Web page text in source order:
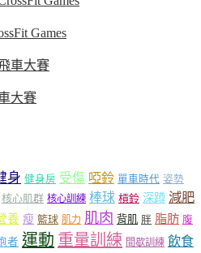
Games
大賽
身 健身房 受傷 啞鈴 單車時代 姿勢
核心肌群 核心訓練 棒球 槓鈴 深蹲 減肥
養 瘦 籃球 肌力 肌肉 背肌 胖 脂肪 腹
者 運動 重量訓練 間歇訓練 飲食